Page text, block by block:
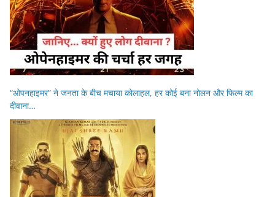
“ओपनहाइमर” ने जनता के बीच मचाया कोलाहल, हर कोई बना नोलन और फिल्म का
दीवाना…